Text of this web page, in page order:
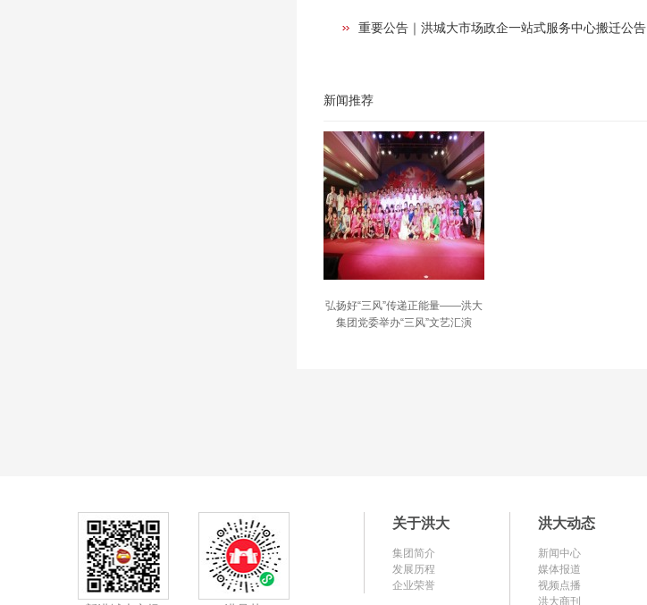
重要公告｜洪城大市场政企一站式服务中心搬迁公告
新闻推荐
弘扬好“三风”传递正能量——洪大
集团党委举办“三风”文艺汇演
关于洪大
集团简介
发展历程
企业荣誉
洪大动态
新闻中心
媒体报道
视频点播
洪大商刊